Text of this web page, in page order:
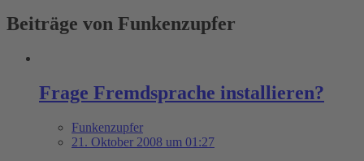
Beiträge von Funkenzupfer
Frage Fremdsprache installieren?
Funkenzupfer
21. Oktober 2008 um 01:27